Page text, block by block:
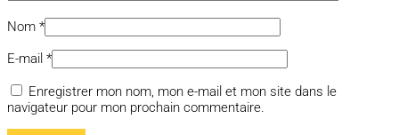
Nom *
E-mail *
Enregistrer mon nom, mon e-mail et mon site dans le
navigateur pour mon prochain commentaire.